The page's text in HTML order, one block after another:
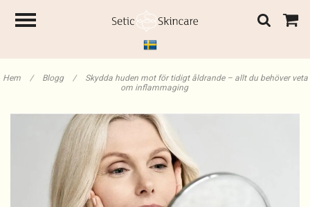
Hem / Blogg /
Skydda huden mot för tidigt åldrande – allt du behöver veta
om inflammaging